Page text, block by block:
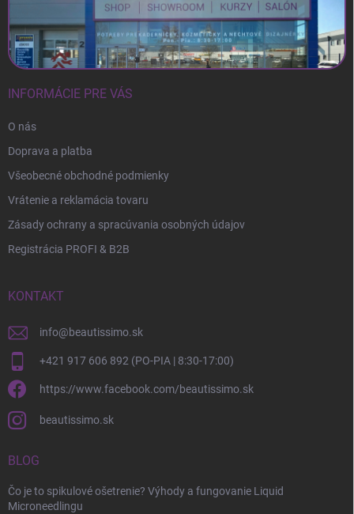
INFORMÁCIE PRE VÁS
O nás
Doprava a platba
Všeobecné obchodné podmienky
Vrátenie a reklamácia tovaru
Zásady ochrany a spracúvania osobných údajov
Registrácia PROFI & B2B
KONTAKT
info@beautissimo.sk
+421 917 606 892 (PO-PIA | 8:30-17:00)
https://www.facebook.com/beautissimo.sk
beautissimo.sk
BLOG
Čo je to spikulové ošetrenie? Výhody a fungovanie Liquid
Microneedlingu